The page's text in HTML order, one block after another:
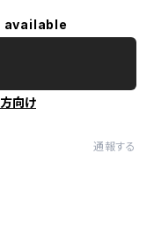
向け
通報する